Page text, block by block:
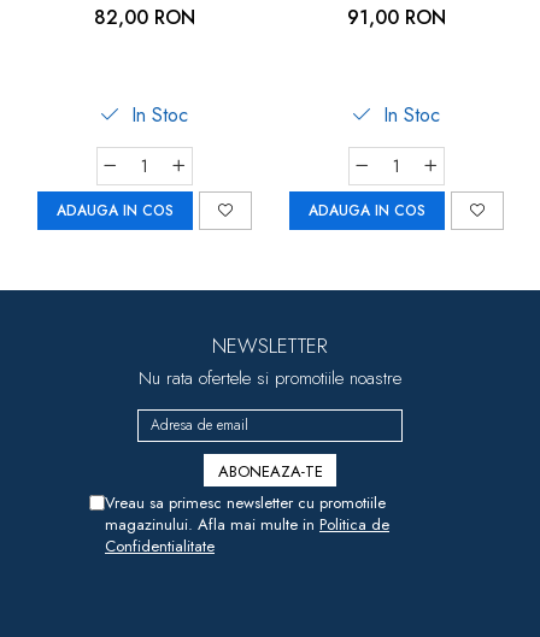
82,00 RON
In Stoc
ADAUGA IN COS
91,00 RON
In Stoc
ADAUGA IN COS
NEWSLETTER
Nu rata ofertele si promotiile noastre
Vreau sa primesc newsletter cu promotiile
magazinului. Afla mai multe in Politica de
Confidentialitate